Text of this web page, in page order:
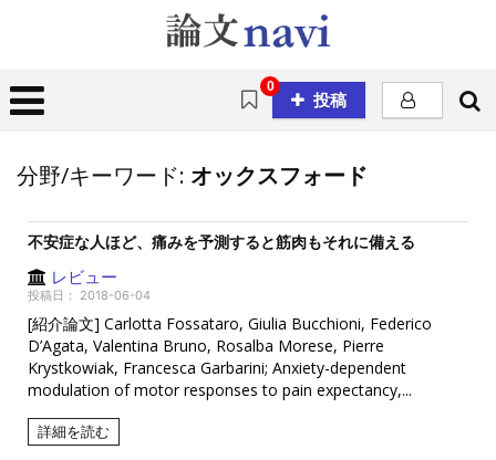
投稿
0
分野/キーワード: オックスフォード
不安症な人ほど、痛みを予測すると筋肉もそれに備える
レビュー
投稿日： 2018-06-04
[紹介論文] Carlotta Fossataro, Giulia Bucchioni, Federico
D’Agata, Valentina Bruno, Rosalba Morese, Pierre
Krystkowiak, Francesca Garbarini; Anxiety-dependent
modulation of motor responses to pain expectancy,...
詳細を読む